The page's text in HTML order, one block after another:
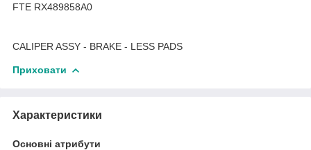
FTE RX489858A0
CALIPER ASSY - BRAKE - LESS PADS
Приховати
Характеристики
Основні атрибути